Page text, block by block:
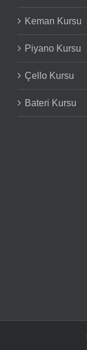
Keman Kursu
Piyano Kursu
Çello Kursu
Bateri Kursu